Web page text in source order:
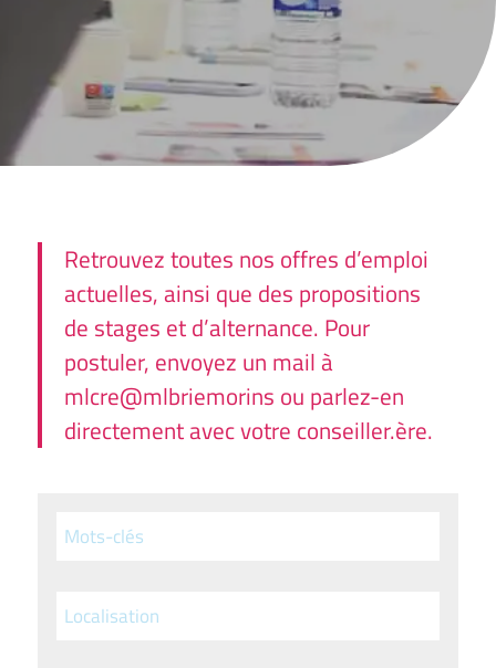
Retrouvez toutes nos offres d’emploi
actuelles, ainsi que des propositions
de stages et d’alternance. Pour
postuler, envoyez un mail à
mlcre@mlbriemorins ou parlez-en
directement avec votre conseiller.ère.